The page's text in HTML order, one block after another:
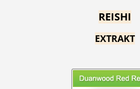
REISHI
EXTRAKT